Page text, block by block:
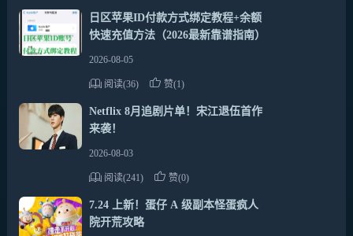
日区苹果ID付款方式绑定教程+余额
快速充值方法（2026最新靠谱指南）
2026-08-05
阅读(36) 赞(1)
Netflix 8月追剧片单！宋江退伍首作
来袭！
2026-08-03
阅读(241) 赞(0)
7.24 上新！蛋仔 A 级副本怪蛋疯人
院开荒攻略